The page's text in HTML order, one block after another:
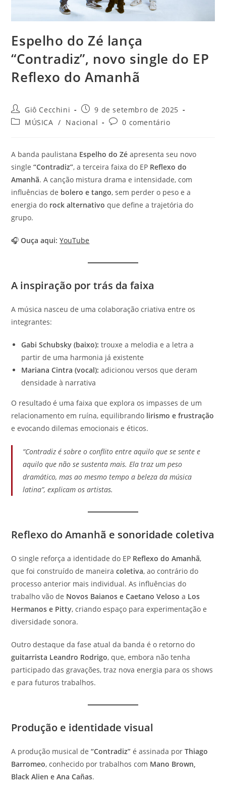
Espelho do Zé lança
“Contradiz”, novo single do EP
Reflexo do Amanhã
Autor
do
post:
Giô Cecchini
Post
publicado:
9 de setembro de 2025
Categoria
MÚSICA / Nacional
Comentários
0 comentário
A banda paulistana Espelho do Zé apresenta seu novo
single“Contradiz”, a terceira faixa do EP Reflexo do
Amanhã. A canção mistura drama e intensidade, com
influências de bolero e tango, sem perder o peso e a
energia do rock alternativo que define a trajetória do
grupo.
🎧Ouça aqui: YouTube
A inspiração por trás da faixa
A música nasceu de uma colaboração criativa entre os
integrantes:
Gabi Schubsky (baixo): trouxe a melodia e a letra a
partir de uma harmonia já existente
Mariana Cintra (vocal): adicionou versos que deram
densidade à narrativa
O resultado é uma faixa que explora os impasses de um
relacionamento em ruína, equilibrando lirismo e frustração
e evocando dilemas emocionais e éticos.
“Contradiz é sobre o conflito entre aquilo que se sente e
aquilo que não se sustenta mais. Ela traz um peso
dramático, mas ao mesmo tempo a beleza da música
latina”, explicam os artistas.
Reflexo do Amanhã e sonoridade coletiva
O single reforça a identidade do EP Reflexo do Amanhã,
que foi construído de maneiracoletiva, ao contrário do
processo anterior mais individual. As influências do
trabalho vão de Novos Baianos e Caetano Veloso a Los
Hermanos e Pitty, criando espaço para experimentação e
diversidade sonora.
Outro destaque da fase atual da banda é o retorno do
guitarrista Leandro Rodrigo, que, embora não tenha
participado das gravações, traz nova energia para os shows
e para futuros trabalhos.
Produção e identidade visual
A produção musical de“Contradiz” é assinada porThiago
Barromeo, conhecido por trabalhos com Mano Brown,
Black Alien e Ana Cañas.